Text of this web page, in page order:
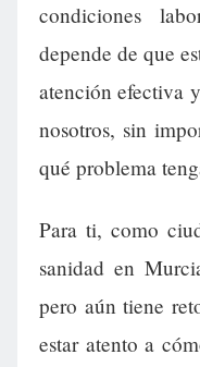
condiciones
depende de que
atención efectiva
nosotros, sin
qué problema
Para ti, como
sanidad en
pero aún tiene
estar atento a